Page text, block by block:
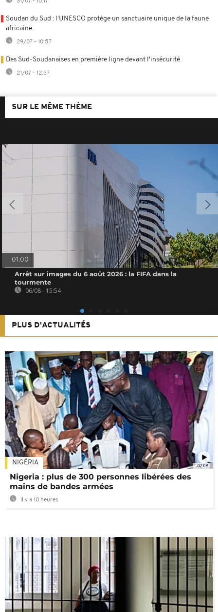
Soudan du Sud : l'UNESCO protège un sanctuaire unique de la faune
africaine
29/07 - 10:57
Des Sud-Soudanaises en première ligne devant l'insécurité
21/07 - 12:37
SUR LE MÊME THÈME
01:00
Arrêt sur images du 6 août 2026 : la FIFA dans la
tourmente
06/08 - 15:54
PLUS D'ACTUALITÉS
02:08
NIGÉRIA
Nigeria : plus de 300 personnes libérées des
mains de bandes armées
Il y a 10 heures